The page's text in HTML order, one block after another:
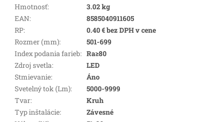
Hmotnosť:
3.02 kg
EAN:
8585040911605
RP:
0.40 € bez DPH v cene
Rozmer (mm):
501-699
Index podania farieb: Ra≥80
Zdroj svetla:
LED
Stmievanie:
Áno
Svetelný tok (Lm):
5000-9999
Tvar:
Kruh
Typ inštalácie:
Závesné